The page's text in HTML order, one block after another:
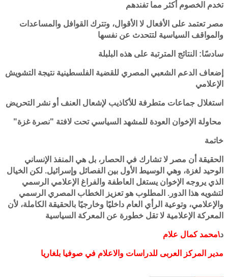
تخدم الخصوم أكثر مما تفندهم
مصر تعتمد على الأفعال لا الأقوال، وتترك القوافل والمساعدات
والمواقف السياسية لتتحدث عن نفسها
سادسًا: النتائج المترتبة على هذه البلبلة
إضعاف الدعم الشعبي المصري للقضية الفلسطينية نتيجة التشويش
الإعلامي
استغلال جماعات متطرفة للأكاذيب لإشعال العنف أو نشر التحريض
محاولة الإخوان العودة للمشهد السياسي تحت لافتة "نصرة غزة"
خاتمة
الحقيقة أن مصر لا تشارك في الحصار، بل هي المنفذ الإنساني
الوحيد لغزة، وهي الوسيط الأول بين الفصائل وإسرائيل. لكن الخيال
الذي يروجه الإخوان يستغل العاطفة والفراغ الإعلامي الرسمي
لتشويه هذا الدور. المطلوب هو تعزيز الخطاب المصري الرسمي
والإعلامي، وتوعية الرأي العام داخليًا وخارجيًا بالحقيقة الكاملة، لأن
المعركة الإعلامية لا تقل خطورة عن المعركة السياسية
د\محمد كمال علام
مدير المركز العربى للدراسات والاعلام في صوفيا بلغاريا